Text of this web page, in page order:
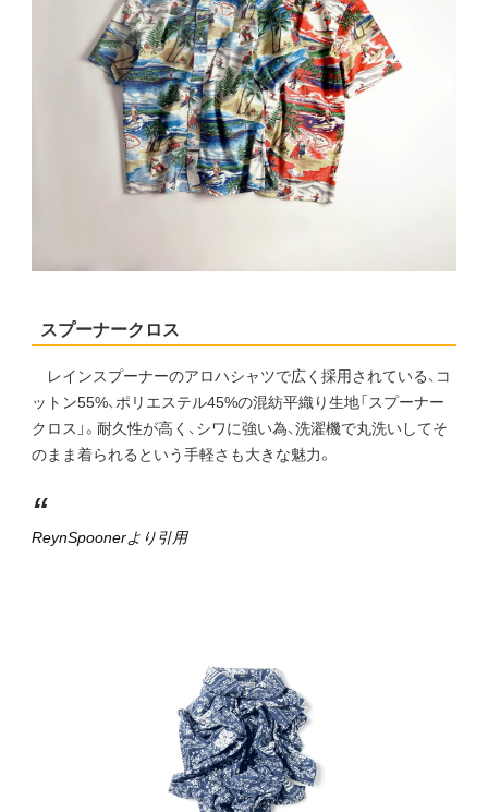
スプーナークロス
レインスプーナーのアロハシャツで広く採用されている、コ
ットン55%、ポリエステル45%の混紡平織り生地「スプーナー
クロス」。耐久性が高く、シワに強い為、洗濯機で丸洗いしてそ
のまま着られるという手軽さも大きな魅力。
“
ReynSpoonerより引用